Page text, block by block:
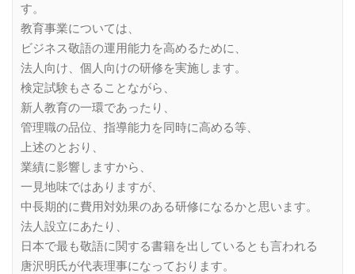
す。
教育事業については、
ビジネス敬語の運用能力を高めるために、
法人向け、個人向けの研修を実施します。
検定試験もさることながら、
新人教育の一環であったり、
管理職の品位、指導能力を同時に高める等、
上述のとおり、
業績に影響しますから、
一見地味ではありますが、
中長期的に費用対効果のある研修になるかと思います。
法人設立にあたり、
日本で最も敬語に関する書籍を出しているとも言われる
唐沢明氏が代表理事になっております。